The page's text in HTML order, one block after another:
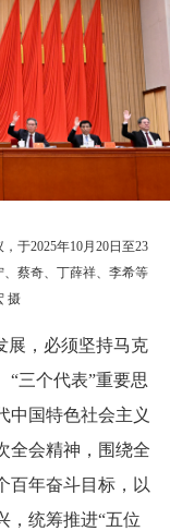
于2025年10月20日至23
蔡奇、丁薛祥、李希等
摄
展，必须坚持马克
“三个代表”重要思
中国特色社会主义
全会精神，围绕全
百年奋斗目标，以
，统筹推进“五位